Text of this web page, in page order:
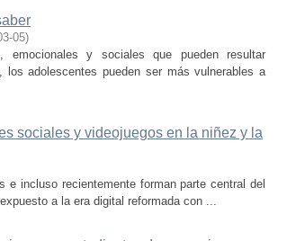
05)
y sociales que pueden resultar
adolescentes pueden ser más vulnerables a
sociales y videojuegos en la niñez y la
incluso recientemente forman parte central del
a la era digital reformada con ...